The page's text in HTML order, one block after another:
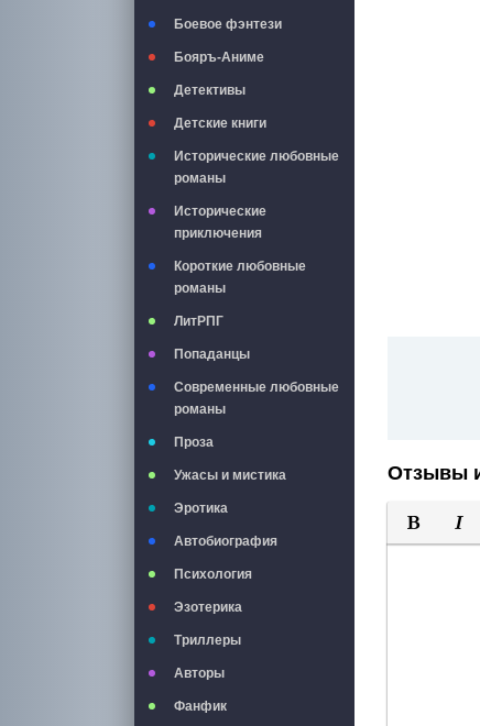
Боевое фэнтези
Бояръ-Аниме
Детективы
Детские книги
Исторические любовные
романы
Исторические
приключения
Короткие любовные
романы
ЛитРПГ
Попаданцы
Современные любовные
романы
Проза
Ужасы и мистика
Эротика
Автобиография
Психология
Эзотерика
Триллеры
Авторы
Фанфик
Отзывы